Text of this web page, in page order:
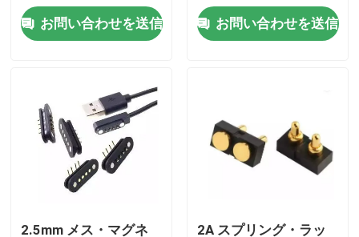
私達に連絡しなさい
場合
スプリング式POGOピン
調査のPogo Pin
お問い合わせを送信 お問い合わせを送信
2.5mm メス・マグネ 2A スプリング・ラッ